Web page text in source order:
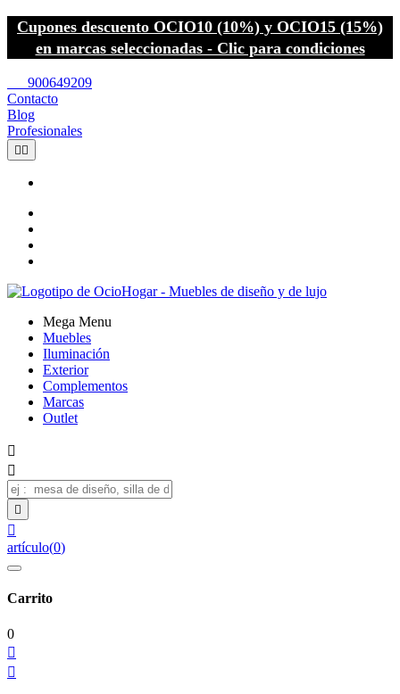
Cupones descuento OCIO10 (10%) y OCIO15 (15%)
en marcas seleccionadas - Clic para condiciones
900649209
Contacto
Blog
Profesionales
 
Mega Menu
Muebles
Iluminación
Exterior
Complementos
Marcas
Outlet




artículo(0)
Carrito
0

